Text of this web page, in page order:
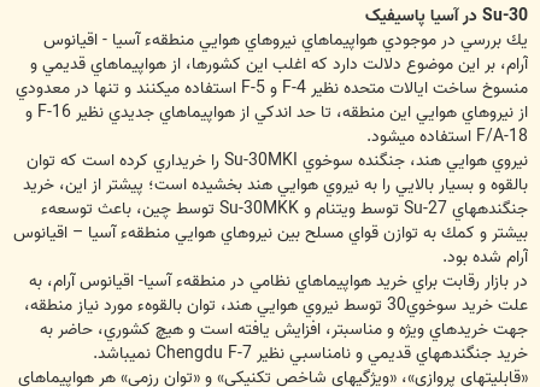
Su-30 در آسيا پاسيفيک
يك بررسي در موجودي هواپيماهاي نيروهاي هوايي منطقهء آسيا - اقيانوس
آرام، بر اين موضوع دلالت دارد كه اغلب اين كشورها، از هواپيماهاي قديمي و
منسوخ ساخت ايالات متحده نظير F-4 و F-5 استفاده مي‏كنند و تنها در معدودي
از نيروهاي هوايي اين منطقه، تا حد اندكي از هواپيماهاي جديدي نظير F-16 و
F/A-18 استفاده مي‏شود.
نيروي هوايي هند، جنگنده سوخوي Su-30MKI را خريداري كرده است كه توان
بالقوه و بسيار بالايي را به نيروي هوايي هند بخشيده است؛ پيشتر از اين، خريد
جنگنده‏‎هاي Su-27 توسط ويتنام و Su-30MKK توسط چين، باعث توسعهء
بيشتر و كمك به توازن قواي مسلح بين نيروهاي هوايي منطقهء آسيا – اقيانوس
آرام شده بود.
در بازار رقابت براي خريد هواپيماهاي نظامي در منطقهء آسيا- اقيانوس آرام، به
علت خريد سوخوي30 توسط نيروي هوايي هند، توان بالقوهء مورد نياز منطقه،
جهت خريدهاي ويژه و مناسب‏تر، افزايش يافته است و هيچ كشوري، حاضر به
خريد جنگنده‏هاي قديمي و نامناسبي نظير Chengdu F-7 نمي‏باشد.
«قابليتهاي پروازي»، «ويژگي‏هاي شاخص تكنيكي» و «توان رزمي» هر هواپيماهاي